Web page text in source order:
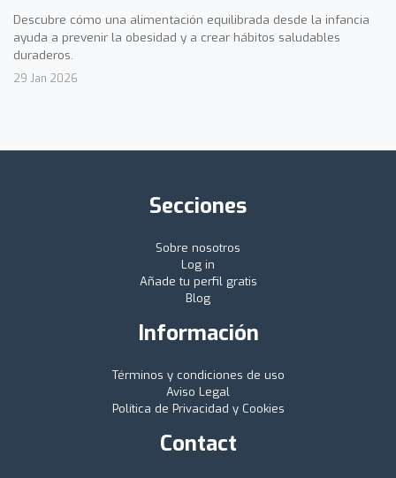
Descubre cómo una alimentación equilibrada desde la infancia
ayuda a prevenir la obesidad y a crear hábitos saludables
duraderos.
29 Jan 2026
Secciones
Sobre nosotros
Log in
Añade tu perfil gratis
Blog
Información
Términos y condiciones de uso
Aviso Legal
Política de Privacidad y Cookies
Contact